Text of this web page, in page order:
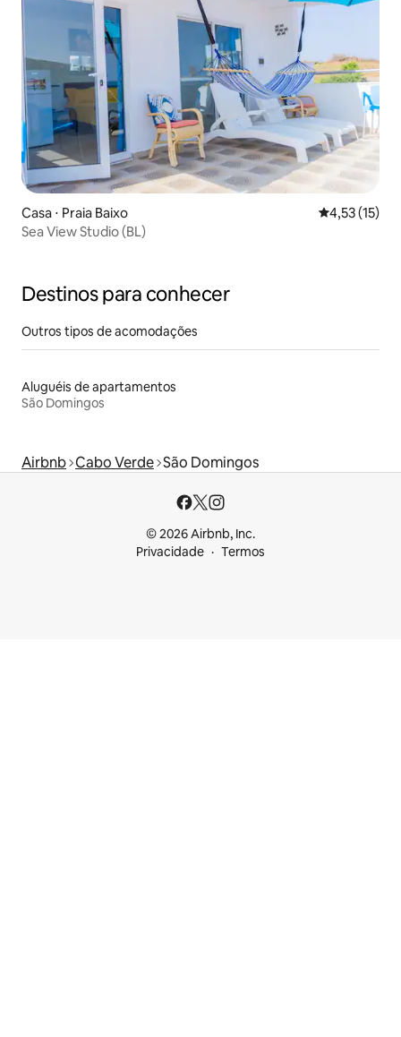
Casa ⋅ Praia Baixo 4,53 de uma
4,53 (15)
Sea ​​View Studio (BL)
Destinos para conhecer
Outros tipos de acomodações
Aluguéis de apartamentos
São Domingos
Airbnb Cabo Verde São Domingos
© 2026 Airbnb, Inc.
Privacidade
Termos